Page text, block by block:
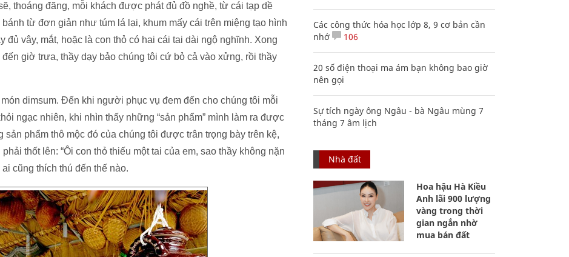
thoáng đãng, mỗi khách được phát đủ đồ nghề, từ cái tạp dề
từ đơn giản như túm lá lại, khum mấy cái trên miệng tạo hình
đủ vây, mắt, hoặc là con thỏ có hai cái tai dài ngộ nghĩnh. Xong
giờ trưa, thầy dạy bảo chúng tôi cứ bỏ cả vào xửng, rồi thầy
dimsum. Đến khi người phục vụ đem đến cho chúng tôi mỗi
ngạc nhiên, khi nhìn thấy những “sản phẩm” mình làm ra được
phẩm thô mộc đó của chúng tôi được trân trọng bày trên kệ,
thốt lên: “Ôi con thỏ thiếu một tai của em, sao thầy không nặn
cũng thích thú đến thế nào.
Các công thức hóa học lớp 8, 9 cơ bản cần
nhớ
106
20 số điện thoại ma ám bạn không bao giờ
nên gọi
Sự tích ngày ông Ngâu - bà Ngâu mùng 7
tháng 7 âm lịch
Nhà đất
Hoa hậu Hà Kiều
Anh lãi 900 lượng
vàng trong thời
gian ngắn nhờ
mua bán đất